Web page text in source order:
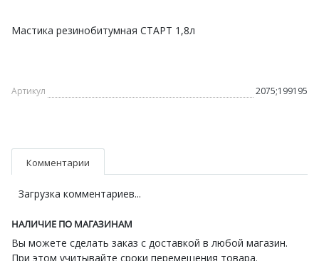
Мастика резинобитумная СТАРТ 1,8л
Артикул 2075;199195
Комментарии
Загрузка комментариев...
НАЛИЧИЕ ПО МАГАЗИНАМ
Вы можете сделать заказ с доставкой в любой магазин.
При этом учитывайте сроки перемещения товара.